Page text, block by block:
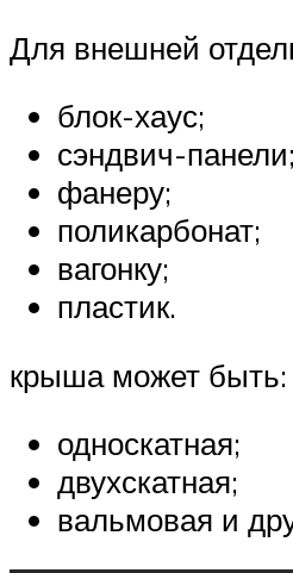
Для внешней
блок-хаус;
сэндвич-панели;
фанеру;
поликарбонат;
вагонку;
пластик.
крыша может быть:
односкатная;
двухскатная;
вальмовая и